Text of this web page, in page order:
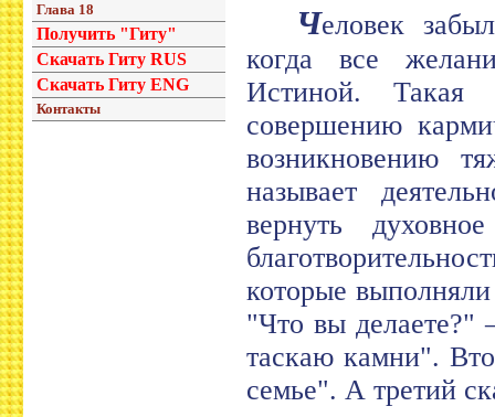
Глава 18
Получить "Гиту"
Скачать Гиту RUS
Скачать Гиту ENG
Контакты
Человек
когда все
Истиной. Такая
совершению
возникновению
называет
вернуть
которые
"Что вы делаете?"
таскаю камни".
семье". А третий